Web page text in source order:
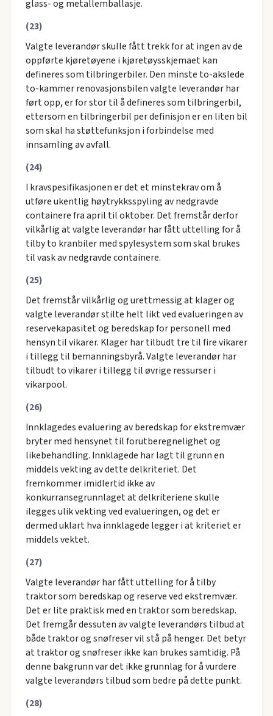
glass- og metallemballasje.
(23)
Valgte leverandør skulle fått trekk for at ingen av de
oppførte kjøretøyene i kjøretøysskjemaet kan
defineres som tilbringerbiler. Den minste to-akslede
to-kammer renovasjonsbilen valgte leverandør har
ført opp, er for stor til å defineres som tilbringerbil,
ettersom en tilbringerbil per definisjon er en liten bil
som skal ha støttefunksjon i forbindelse med
innsamling av avfall.
(24)
I kravspesifikasjonen er det et minstekrav om å
utføre ukentlig høytrykksspyling av nedgravde
containere fra april til oktober. Det fremstår derfor
vilkårlig at valgte leverandør har fått uttelling for å
tilby to kranbiler med spylesystem som skal brukes
til vask av nedgravde containere.
(25)
Det fremstår vilkårlig og urettmessig at klager og
valgte leverandør stilte helt likt ved evalueringen av
reservekapasitet og beredskap for personell med
hensyn til vikarer. Klager har tilbudt tre til fire vikarer
i tillegg til bemanningsbyrå. Valgte leverandør har
tilbudt to vikarer i tillegg til øvrige ressurser i
vikarpool.
(26)
Innklagedes evaluering av beredskap for ekstremvær
bryter med hensynet til forutberegnelighet og
likebehandling. Innklagede har lagt til grunn en
middels vekting av dette delkriteriet. Det
fremkommer imidlertid ikke av
konkurransegrunnlaget at delkriteriene skulle
ilegges ulik vekting ved evalueringen, og det er
dermed uklart hva innklagede legger i at kriteriet er
middels vektet.
(27)
Valgte leverandør har fått uttelling for å tilby
traktor som beredskap og reserve ved ekstremvær.
Det er lite praktisk med en traktor som beredskap.
Det fremgår dessuten av valgte leverandørs tilbud at
både traktor og snøfreser vil stå på henger. Det betyr
at traktor og snøfreser ikke kan brukes samtidig. På
denne bakgrunn var det ikke grunnlag for å vurdere
valgte leverandørs tilbud som bedre på dette punkt.
(28)